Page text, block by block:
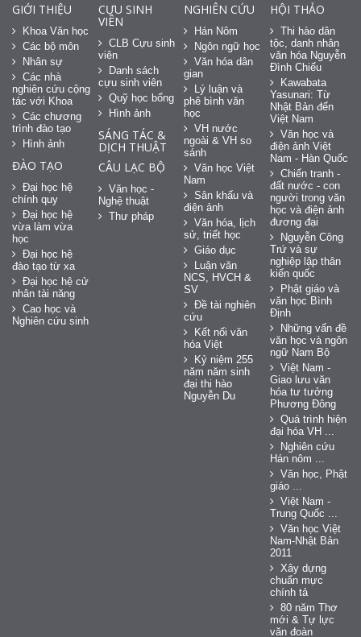
GIỚI THIỆU
Khoa Văn học
Các bộ môn
Nhân sự
Các nhà
nghiên cứu cộng
tác với Khoa
Các chương
trình đào tạo
Hình ảnh
ĐÀO TẠO
Đại học hệ
chính quy
Đại học hệ
vừa làm vừa
học
Đại học hệ
đào tạo từ xa
Đại học hệ cử
nhân tài năng
Cao học và
Nghiên cứu sinh
CỰU SINH
VIÊN
CLB Cựu sinh
viên
Danh sách
cựu sinh viên
Quỹ học bổng
Hình ảnh
SÁNG TÁC &
DỊCH THUẬT
CÂU LẠC BỘ
Văn học -
Nghệ thuật
Thư pháp
NGHIÊN CỨU
Hán Nôm
Ngôn ngữ học
Văn hóa dân
gian
Lý luận và
phê bình văn
học
VH nước
ngoài & VH so
sánh
Văn học Việt
Nam
Sân khấu và
điện ảnh
Văn hóa, lịch
sử, triết học
Giáo dục
Luận văn
NCS, HVCH &
SV
Đề tài nghiên
cứu
Kết nối văn
hóa Việt
Kỷ niệm 255
năm năm sinh
đại thi hào
Nguyễn Du
HỘI THẢO
Thi hào dân
tộc, danh nhân
văn hóa Nguyễn
Đình Chiểu
Kawabata
Yasunari: Từ
Nhật Bản đến
Việt Nam
Văn học và
điện ảnh Việt
Nam - Hàn Quốc
Chiến tranh -
đất nước - con
người trong văn
học và điện ảnh
đương đại
Nguyễn Công
Trứ và sự
nghiệp lập thân
kiến quốc
Phật giáo và
văn học Bình
Định
Những vấn đề
văn học và ngôn
ngữ Nam Bộ
Việt Nam -
Giao lưu văn
hóa tư tưởng
Phương Đông
Quá trình hiện
đại hóa VH ...
Nghiên cứu
Hán nôm ...
Văn học, Phật
giáo ...
Việt Nam -
Trung Quốc ...
Văn học Việt
Nam-Nhật Bản
2011
Xây dựng
chuẩn mực
chính tả
80 năm Thơ
mới & Tự lực
văn đoàn